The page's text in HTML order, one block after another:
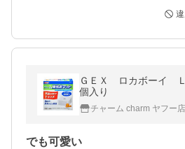
ＧＥＸ ロカボーイ
個入り
チャーム charm ヤフー店
でも可愛い